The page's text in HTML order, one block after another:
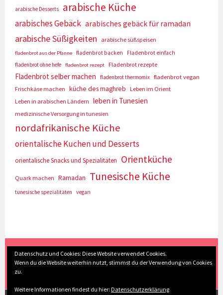
arabische Desserts arabische Küche
arabisches Gebäck arabisches gebäck für ramadan
arabische Süßigkeiten arabische süßspeisen
fladenbrot aus der Pfanne fladenbrot backen
Fladenbrot einfach
fladenbrot ohne hefe
fladenbrot rezept Fladenbrot rezepte
Fladenbrot selber machen fladenbrot thermomix fladenbrot vegan
Frischkäse machen
küche des maghreb
Leben im Orient
Leben in arabischen Ländern
leben in Tunesien
medizinische Versorgung in tunesien
nordafrikanische Küche
orientalische Kuchen und Desserts
orientalische Snacks und Spezialitäten Orientküche
Quark machen Ramadan Tunesische Küche
tunesische spezialitäten vegan
(c) Eva Seyberth|Home|Impressum/Datenschutz
Inhaltsverzeichnis|Kontakt|Nach Oben
Datenschutz und Cookies: Diese Website verwendet Cookies.
Wenn du die Website weiterhin nutzt, stimmst du der Verwendung von Cookies
zu.
Weitere Informationen findest du hier: Datenschutzerklärung